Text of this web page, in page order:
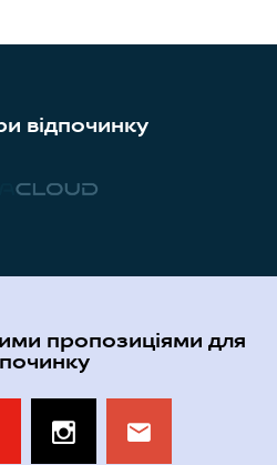
відпочинку
пропозиціями для